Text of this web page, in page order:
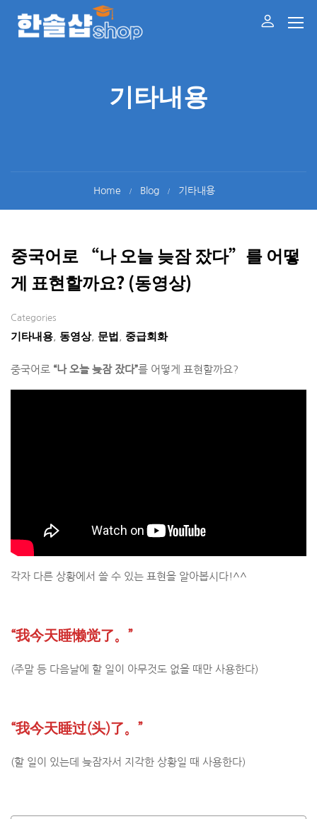
기타내용
Home Blog 기타내용
중국어로 “나 오늘 늦잠 잤다”를 어떻
게 표현할까요? (동영상)
Categories
기타내용 동영상, 문법 중급회화
중국어로 “나 오늘 늦잠 잤다”를 어떻게 표현할까요?
각자 다른 상황에서 쓸 수 있는 표현을 알아봅시다!^^
“我今天睡懒觉了。”
(주말 등 다음날에 할 일이 아무것도 없을 때만 사용한다)
“我今天睡过(头)了。”
(할 일이 있는데 늦잠자서 지각한 상황일 때 사용한다)